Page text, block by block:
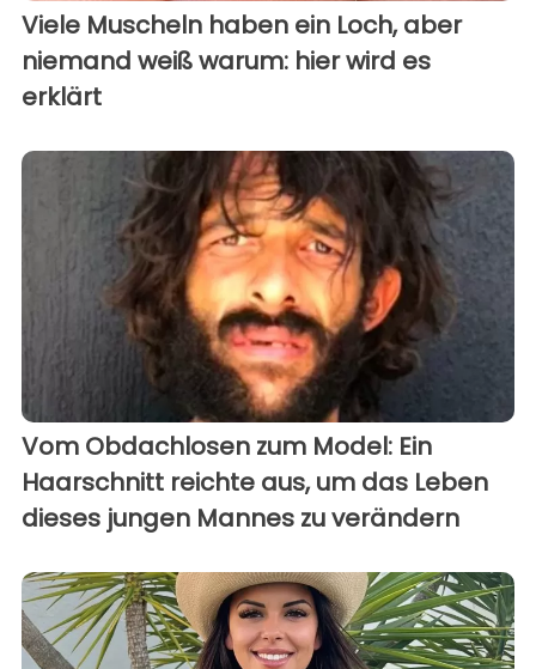
Viele Muscheln haben ein Loch, aber
niemand weiß warum: hier wird es
erklärt
Vom Obdachlosen zum Model: Ein
Haarschnitt reichte aus, um das Leben
dieses jungen Mannes zu verändern